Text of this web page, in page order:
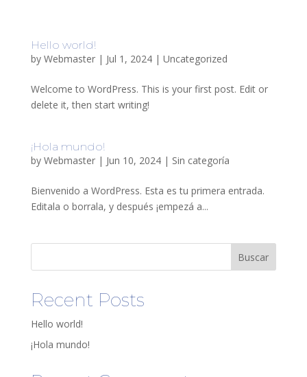
Hello world!
by Webmaster| Jul 1, 2024| Uncategorized
Welcome to WordPress. This is your first post. Edit or
delete it, then start writing!
¡Hola mundo!
by Webmaster| Jun 10, 2024| Sin categoría
Bienvenido a WordPress. Esta es tu primera entrada.
Editala o borrala, y después ¡empezá a...
Buscar
Recent Posts
Hello world!
¡Hola mundo!